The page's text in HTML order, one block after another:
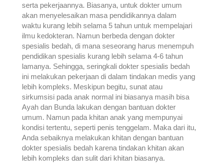
serta pekerjaannya. Biasanya, untuk dokter umum
akan menyelesaikan masa pendidikannya dalam
waktu kurang lebih selama 5 tahun untuk mempelajari
ilmu kedokteran. Namun berbeda dengan dokter
spesialis bedah, di mana seseorang harus menempuh
pendidikan spesialis kurang lebih selama 4-6 tahun
lamanya. Sehingga, seringkali dokter spesialis bedah
ini melakukan pekerjaan di dalam tindakan medis yang
lebih kompleks. Meskipun begitu, sunat atau
sirkumsisi pada anak normal ini biasanya masih bisa
Ayah dan Bunda lakukan dengan bantuan dokter
umum. Namun pada khitan anak yang mempunyai
kondisi tertentu, seperti penis tenggelam. Maka dari itu,
Anda sebaiknya melakukan khitan dengan bantuan
dokter spesialis bedah karena tindakan khitan akan
lebih kompleks dan sulit dari khitan biasanya.